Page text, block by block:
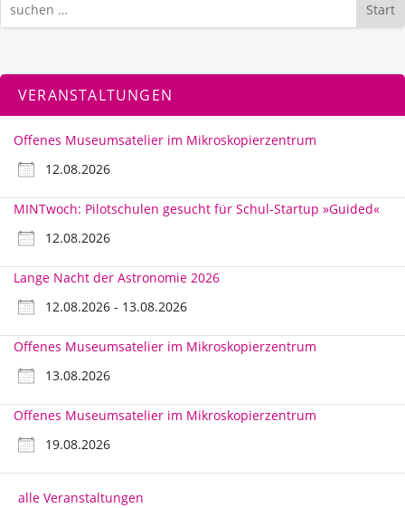
Start
VERANSTALTUNGEN
Offenes Museumsatelier im Mikroskopierzentrum
12.08.2026
MINTwoch: Pilotschulen gesucht für Schul-Startup »Guided«
12.08.2026
Lange Nacht der Astronomie 2026
12.08.2026 - 13.08.2026
Offenes Museumsatelier im Mikroskopierzentrum
13.08.2026
Offenes Museumsatelier im Mikroskopierzentrum
19.08.2026
alle Veranstaltungen